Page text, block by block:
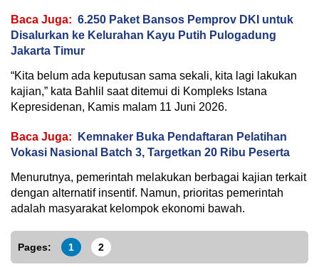
Baca Juga: 6.250 Paket Bansos Pemprov DKI untuk
Disalurkan ke Kelurahan Kayu Putih Pulogadung
Jakarta Timur
“Kita belum ada keputusan sama sekali, kita lagi lakukan
kajian,” kata Bahlil saat ditemui di Kompleks Istana
Kepresidenan, Kamis malam 11 Juni 2026.
Baca Juga:
Kemnaker Buka Pendaftaran Pelatihan
Vokasi Nasional Batch 3, Targetkan 20 Ribu Peserta
Menurutnya, pemerintah melakukan berbagai kajian terkait
dengan alternatif insentif. Namun, prioritas pemerintah
adalah masyarakat kelompok ekonomi bawah.
Pages: 1 2